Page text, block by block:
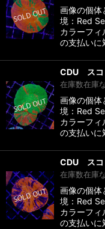
画像の個体
境：Red
カラーフィ
の支払いに
CDU スコ
在庫数在庫
画像の個体
境：Red
カラーフィ
の支払いに
CDU ス
在庫数在庫
画像の個体
境：Red
カラーフィ
の支払いに